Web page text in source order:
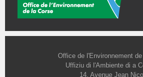
Office de l'Environnement
Uffiziu di l'Ambiente di a
14, Avenue Jean